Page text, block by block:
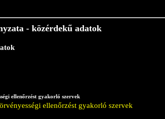
- közérdekű adatok
ellenőrzést gyakorló szervek
ellenőrzést gyakorló szervek